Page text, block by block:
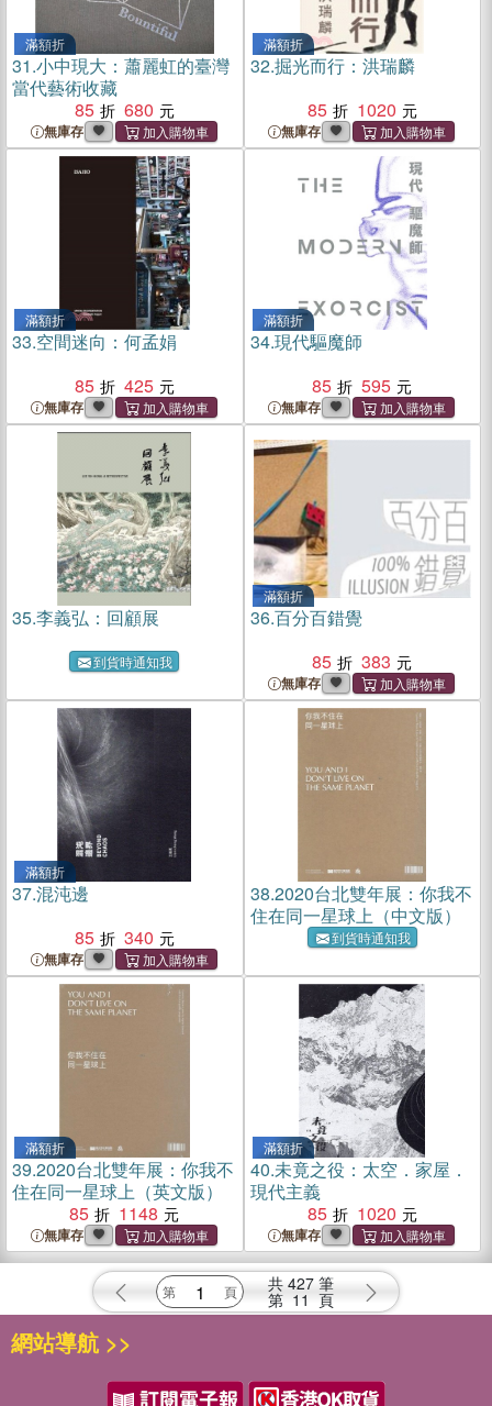
滿額折
31.小中現大：蕭麗虹的臺灣
當代藝術收藏
85
680
無庫存
滿額折
32.掘光而行：洪瑞麟
85
1020
無庫存
滿額折
33.空間迷向：何孟娟
85
425
無庫存
滿額折
34.現代驅魔師
85
595
無庫存
35.李義弘：回顧展
到貨時通知我
滿額折
36.百分百錯覺
85
383
無庫存
滿額折
37.混沌邊
85
340
無庫存
38.2020台北雙年展：你我不
住在同一星球上（中文版）
到貨時通知我
滿額折
39.2020台北雙年展：你我不
住在同一星球上（英文版）
85
1148
無庫存
滿額折
40.未竟之役：太空．家屋．
現代主義
85
1020
無庫存
共 427 筆
第 11 頁
網站導航 >>